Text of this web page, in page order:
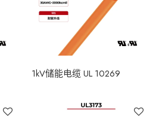
1kV储能电缆 UL 10269